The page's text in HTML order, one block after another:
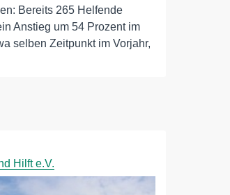
Bereits 265 Helfende
Anstieg um 54 Prozent im
selben Zeitpunkt im Vorjahr,
Hilft e.V.